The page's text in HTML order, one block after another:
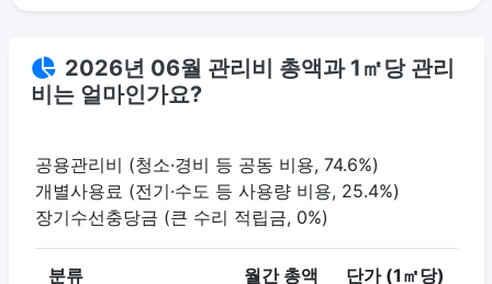
2026년 06월 관리비 총액과 1㎡당 관리
비는 얼마인가요?
공용관리비 (청소·경비 등 공동 비용, 74.6%)
개별사용료 (전기·수도 등 사용량 비용, 25.4%)
장기수선충당금 (큰 수리 적립금, 0%)
분류 월간 총액 단가 (1㎡당)